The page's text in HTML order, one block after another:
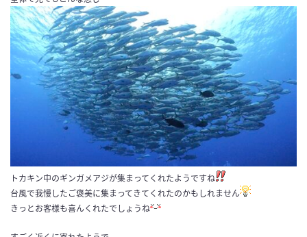
トカキン中のギンガメアジが集まってくれたようですね
台風で我慢したご褒美に集まってきてくれたのかもしれません
きっとお客様も喜んくれたでしょうね